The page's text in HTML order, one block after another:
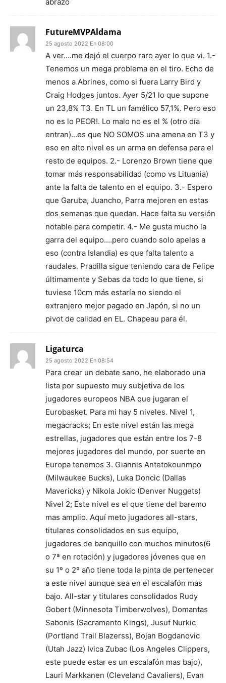
FutureMVPAldama
25 agosto 2022 En 08:00
A ver….me dejó el cuerpo raro ayer lo que vi. 1.-
Tenemos un mega problema en el tiro. Echo de
menos a Abrines, como si fuera Larry Bird y
Craig Hodges juntos. Ayer 5/21 lo que supone
un 23,8% T3. En TL un famélico 57,1%. Pero eso
no es lo PEOR!. Lo malo no es el % (otro día
entran)…es que NO SOMOS una amena en T3 y
eso en alto nivel es un arma en defensa para el
resto de equipos. 2.- Lorenzo Brown tiene que
tomar más responsabilidad (como vs Lituania)
ante la falta de talento en el equipo. 3.- Espero
que Garuba, Juancho, Parra mejoren en estas
dos semanas que quedan. Hace falta su versión
notable para competir. 4.- Me gusta mucho la
garra del equipo….pero cuando solo apelas a
eso (contra Islandia) es que falta talento a
raudales. Pradilla sigue teniendo cara de Felipe
últimamente y Sebas da todo lo que tiene, si
tuviese 10cm más estaría no siendo el
extranjero mejor pagado en Japón, si no un
pivot de calidad en EL. Chapeau para él.
Ligaturca
25 agosto 2022 En 08:54
Para crear un debate sano, he elaborado una
lista por supuesto muy subjetiva de los
jugadores europeos NBA que jugaran el
Eurobasket. Para mi hay 5 niveles. Nivel 1,
megacracks; En este nivel están las mega
estrellas, jugadores que están entre los 7-8
mejores jugadores del mundo, por suerte en
Europa tenemos 3. Giannis Antetokounmpo
(Milwaukee Bucks), Luka Doncic (Dallas
Mavericks) y Nikola Jokic (Denver Nuggets)
Nivel 2; Este nivel es el que tiene del baremo
mas amplio. Aquí meto jugadores all-stars,
titulares consolidados en sus equipo,
jugadores de banquillo con muchos minutos(6
o 7ª en rotación) y jugadores jóvenes que en
su 1º o 2º año tiene toda la pinta de pertenecer
a este nivel aunque sea en el escalafón mas
bajo. All-star y titulares consolidados Rudy
Gobert (Minnesota Timberwolves), Domantas
Sabonis (Sacramento Kings), Jusuf Nurkic
(Portland Trail Blazerss), Bojan Bogdanovic
(Utah Jazz) Ivica Zubac (Los Angeles Clippers,
este puede estar es un escalafón mas bajo),
Lauri Markkanen (Cleveland Cavaliers), Evan